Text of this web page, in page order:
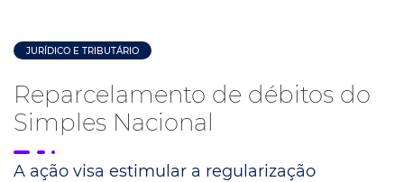
JURÍDICO E TRIBUTÁRIO
Reparcelamento de débitos do
Simples Nacional
A ação visa estimular a regularização